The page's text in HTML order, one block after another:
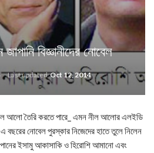
বিজ্ঞানীদের নোবেল
Last updatedOct 12, 2014
আলো তৈরি করতে পারে_ এমন নীল আলোর এলইডি
বছরের নোবেল পুরস্কার নিজেদের হাতে তুলে নিলেন
ইসামু আকাসাকি ও হিরোশি আমানো এবং